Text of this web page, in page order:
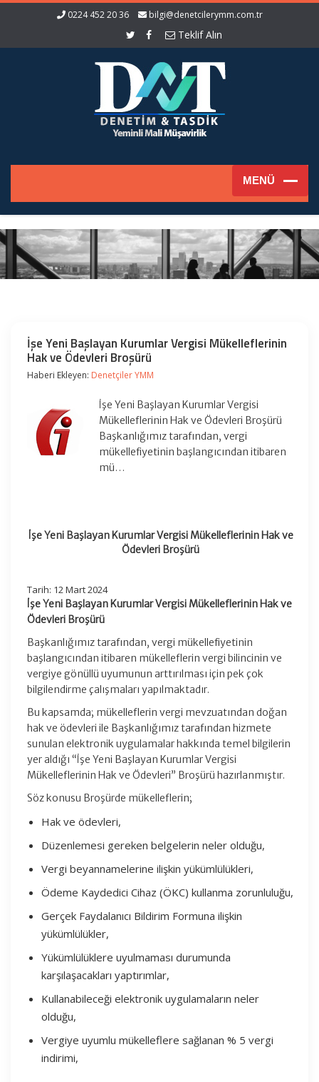
0224 452 20 36 bilgi@denetcilerymm.com.tr
Teklif Alın
İşe Yeni Başlayan Kurumlar Vergisi Mükelleflerinin
Hak ve Ödevleri Broşürü
Haberi Ekleyen: Denetçiler YMM
İşe Yeni Başlayan Kurumlar Vergisi
Mükelleflerinin Hak ve Ödevleri Broşürü
Başkanlığımız tarafından, vergi
mükellefiyetinin başlangıcından itibaren
mü…
İşe Yeni Başlayan Kurumlar Vergisi Mükelleflerinin Hak ve
Ödevleri Broşürü
Tarih: 12 Mart 2024
İşe Yeni Başlayan Kurumlar Vergisi Mükelleflerinin Hak ve
Ödevleri Broşürü
Başkanlığımız tarafından, vergi mükellefiyetinin
başlangıcından itibaren mükelleflerin vergi bilincinin ve
vergiye gönüllü uyumunun arttırılması için pek çok
bilgilendirme çalışmaları yapılmaktadır.
Bu kapsamda; mükelleflerin vergi mevzuatından doğan
hak ve ödevleri ile Başkanlığımız tarafından hizmete
sunulan elektronik uygulamalar hakkında temel bilgilerin
yer aldığı “İşe Yeni Başlayan Kurumlar Vergisi
Mükelleflerinin Hak ve Ödevleri” Broşürü hazırlanmıştır.
Söz konusu Broşürde mükelleflerin;
Hak ve ödevleri,
Düzenlemesi gereken belgelerin neler olduğu,
Vergi beyannamelerine ilişkin yükümlülükleri,
Ödeme Kaydedici Cihaz (ÖKC) kullanma zorunluluğu,
Gerçek Faydalanıcı Bildirim Formuna ilişkin
yükümlülükler,
Yükümlülüklere uyulmaması durumunda
karşılaşacakları yaptırımlar,
Kullanabileceği elektronik uygulamaların neler
olduğu,
Vergiye uyumlu mükelleflere sağlanan % 5 vergi
indirimi,